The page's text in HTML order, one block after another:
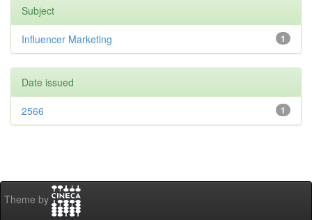
Subject
1
Influencer Marketing
Date issued
1
2566
Theme by